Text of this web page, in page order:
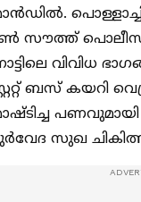
സൗത്ത്
വിവിധ
ബസ് കയറി
സുഖ